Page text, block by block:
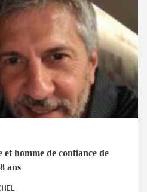
homme de confiance de
ans